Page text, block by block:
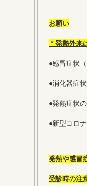
お願い
＊発熱外来
●感冒症状
●消化器症
●発熱症状
●新型コロ
発熱や感冒
受診時の注